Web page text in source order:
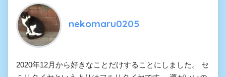
nekomaru0205
2020年12月から好きなことだけすることにしました。 セ